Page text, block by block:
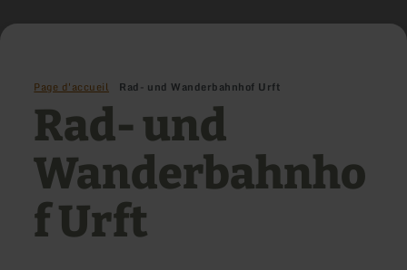
Page d'accueil Rad- und Wanderbahnhof Urft
Rad- und
Wanderbahnho
f Urft